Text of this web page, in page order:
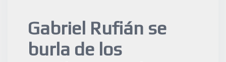
Gabriel Rufián se
burla de los